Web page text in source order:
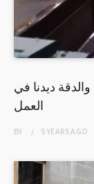
ديدنا في
العمل
BY 5 YEARSAGO